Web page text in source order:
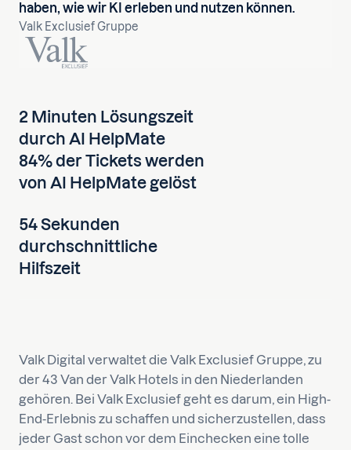
haben, wie wir KI erleben und nutzen können.
Valk Exclusief Gruppe
2 Minuten Lösungszeit
durch AI HelpMate
84% der Tickets werden
von AI HelpMate gelöst
54 Sekunden
durchschnittliche
Hilfszeit
Valk Digital verwaltet die Valk Exclusief Gruppe, zu
der 43 Van der Valk Hotels in den Niederlanden
gehören. Bei Valk Exclusief geht es darum, ein High-
End-Erlebnis zu schaffen und sicherzustellen, dass
jeder Gast schon vor dem Einchecken eine tolle